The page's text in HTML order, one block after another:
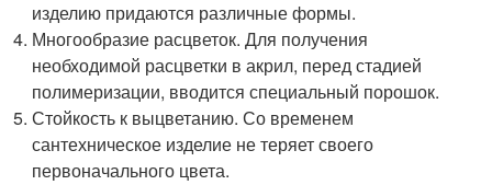
изделию придаются различные формы.
Многообразие расцветок. Для получения
необходимой расцветки в акрил, перед стадией
полимеризации, вводится специальный порошок.
Стойкость к выцветанию. Со временем
сантехническое изделие не теряет своего
первоначального цвета.